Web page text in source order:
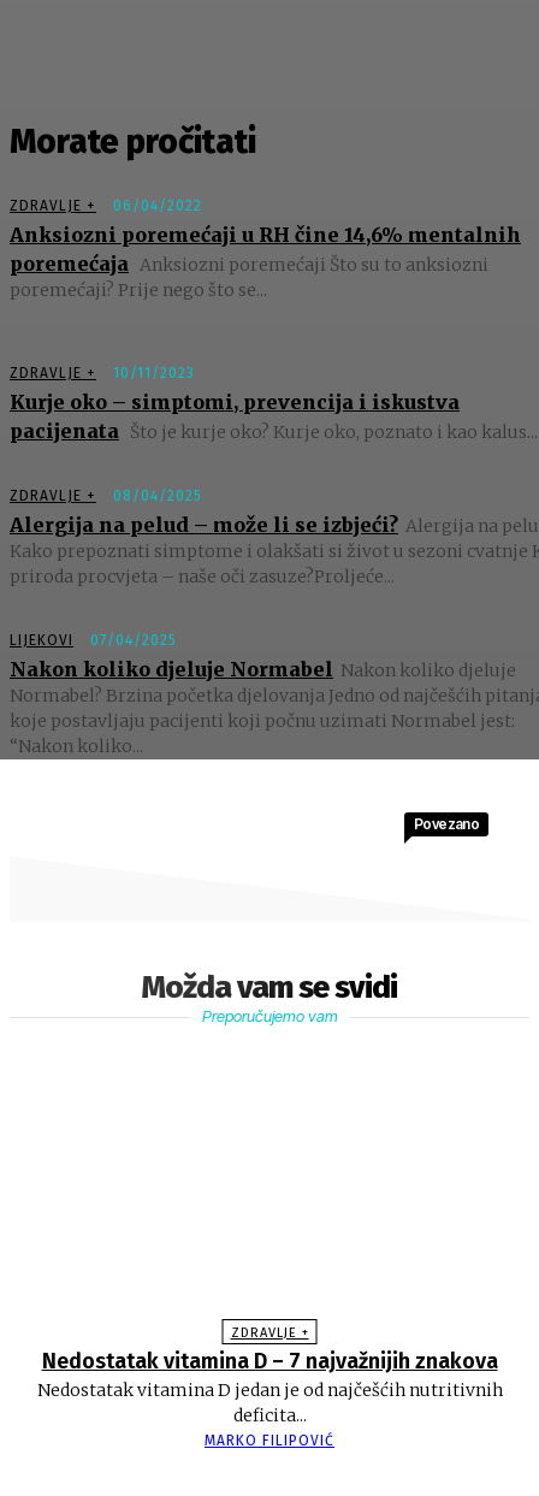
Morate pročitati
ZDRAVLJE + 06/04/2022
Anksiozni poremećaji u RH čine 14,6% mentalnih
poremećaja Anksiozni poremećaji Što su to anksiozni
poremećaji? Prije nego što se...
ZDRAVLJE + 10/11/2023
Kurje oko – simptomi, prevencija i iskustva
pacijenata Što je kurje oko? Kurje oko, poznato i kao kalus...
ZDRAVLJE + 08/04/2025
Alergija na pelud – može li se izbjeći? Alergija na
Kako prepoznati simptome i olakšati si život u sezoni cvatnje
priroda procvjeta – naše oči zasuze?Proljeće...
LIJEKOVI 07/04/2025
Nakon koliko djeluje Normabel Nakon koliko djeluje
Normabel? Brzina početka djelovanja Jedno od najčešćih
koje postavljaju pacijenti koji počnu uzimati Normabel jest:
“Nakon koliko...
Možda vam se svidi
Povezano
Preporučujemo vam
ZDRAVLJE +
Nedostatak vitamina D – 7 najvažnijih znakova
Nedostatak vitamina D jedan je od najčešćih nutritivnih
deficita...
MARKO FILIPOVIĆ